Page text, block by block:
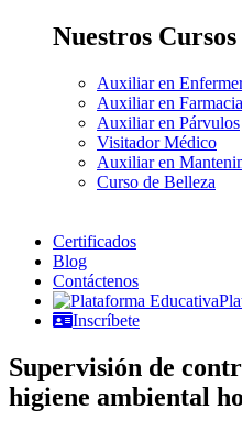
Nuestros Cursos
Auxiliar en
Auxiliar en Farmacia
Auxiliar en Párvulos
Visitador Médico
Auxiliar en
Curso de Belleza
Certificados
Blog
Contáctenos
Inscríbete
Supervisión de
higiene ambiental